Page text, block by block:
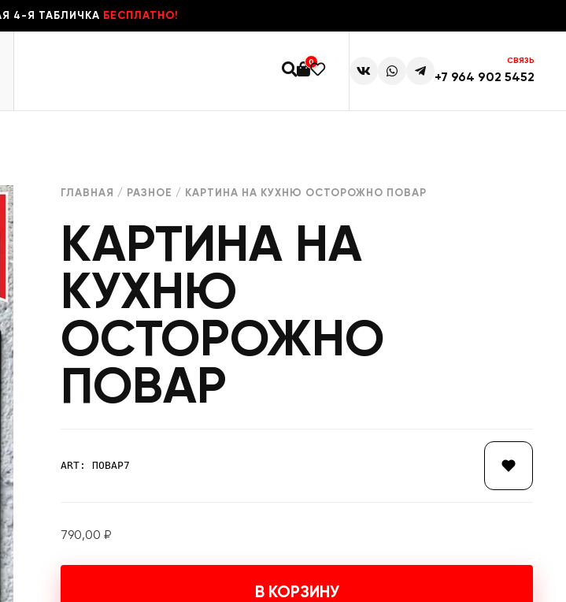
4-Я ТАБЛИЧКА БЕСПЛАТНО!
0 СВЯЗЬ
+7 964 902 5452
ГЛАВНАЯ / РАЗНОЕ / КАРТИНА НА КУХНЮ ОСТОРОЖНО ПОВАР
КАРТИНА НА
КУХНЮ
ОСТОРОЖНО
ПОВАР
ART: ПОВАР7
790,00 ₽
В КОРЗИНУ